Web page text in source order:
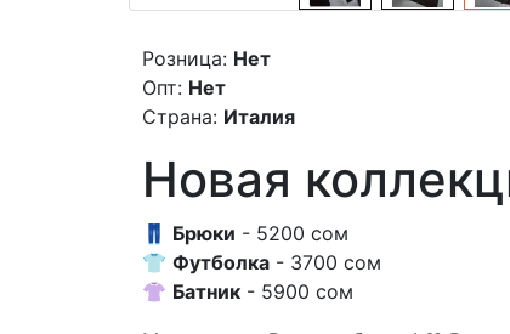
Розница: Нет
Опт: Нет
Страна: Италия
Новая
👖 Брюки - 5200 сом
👕 Футболка - 3700 сом
👚 Батник - 5900 сом